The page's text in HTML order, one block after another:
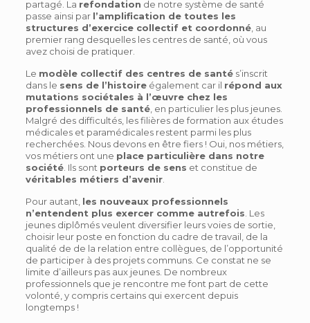
partagé. La refondation de notre système de santé
passe ainsi par l’amplification de toutes les
structures d’exercice collectif et coordonné, au
premier rang desquelles les centres de santé, où vous
avez choisi de pratiquer.
Le modèle collectif des centres de santés’inscrit
dans le sens de l’histoireégalement car il répond aux
mutations sociétales à l’œuvre chez les
professionnels de santé, en particulier les plus jeunes.
Malgré des difficultés, les filières de formation aux études
médicales et paramédicales restent parmi les plus
recherchées. Nous devons en être fiers ! Oui, nos métiers,
vos métiers ont une place particulière dans notre
société. Ils sont porteurs de sens et constitue de
véritables métiers d’avenir.
Pour autant, les nouveaux professionnels
n’entendent plus exercer comme autrefois . Les
jeunes diplômés veulent diversifier leurs voies de sortie,
choisir leur poste en fonction du cadre de travail, de la
qualité de de la relation entre collègues, de l’opportunité
de participer à des projets communs. Ce constat ne se
limite d’ailleurs pas aux jeunes. De nombreux
professionnels que je rencontre me font part de cette
volonté, y compris certains qui exercent depuis
longtemps !